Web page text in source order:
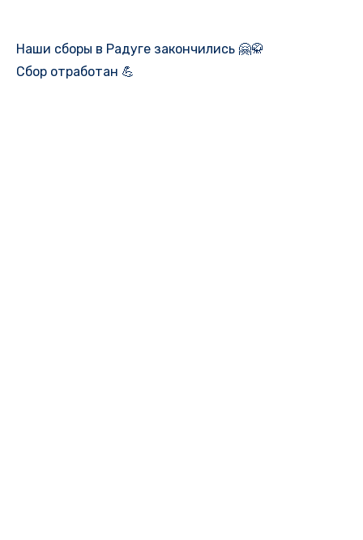
Наши сборы в Радуге закончились 🤗🥋
Сбор отработан 💪